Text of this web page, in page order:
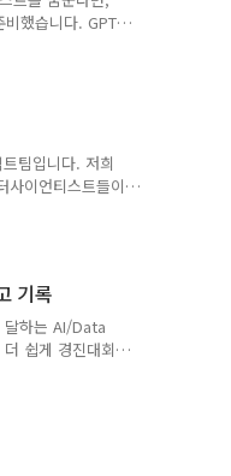
했습니다. GPT
트들과 인사이트
여러분을 초대
팀입니다. 저희
사이언티스트들이
팀 중 128등
그를 통해 미래의
기록
달하는 AI/Data
쉽게 경진대회
였습니다. 사실
과정에서 GPU